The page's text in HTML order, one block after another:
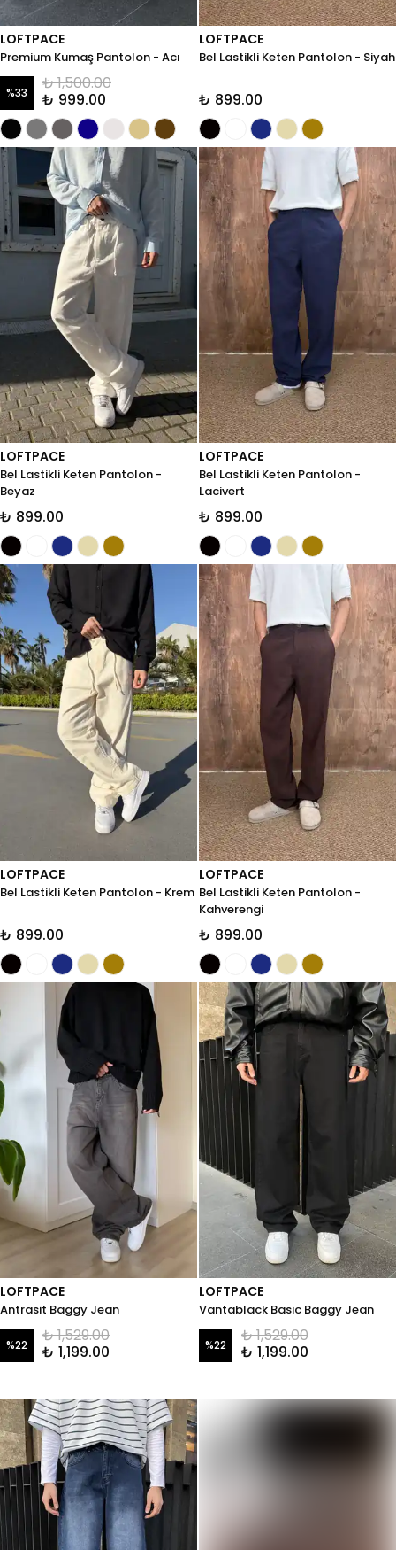
LOFTPACE
Premium Kumaş Pantolon - Acı
Kahve
%33
₺ 1,500.00
₺ 999.00
LOFTPACE
Bel Lastikli Keten Pantolon - Siyah
₺ 899.00
LOFTPACE
Bel Lastikli Keten Pantolon -
Beyaz
₺ 899.00
LOFTPACE
Bel Lastikli Keten Pantolon -
Lacivert
₺ 899.00
LOFTPACE
Bel Lastikli Keten Pantolon - Krem
₺ 899.00
LOFTPACE
Bel Lastikli Keten Pantolon -
Kahverengi
₺ 899.00
LOFTPACE
Antrasit Baggy Jean
%22
₺ 1,529.00
₺ 1,199.00
LOFTPACE
Vantablack Basic Baggy Jean
%22
₺ 1,529.00
₺ 1,199.00